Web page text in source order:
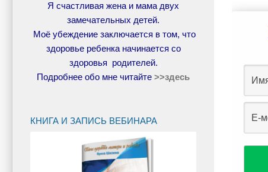
Я счастливая жена и мама двух
замечательных детей.
Моё убеждение заключается в том, что
здоровье ребенка начинается со
здоровья родителей.
Подробнее обо мне читайте >>здесь
КНИГА И ЗАПИСЬ ВЕБИНАРА